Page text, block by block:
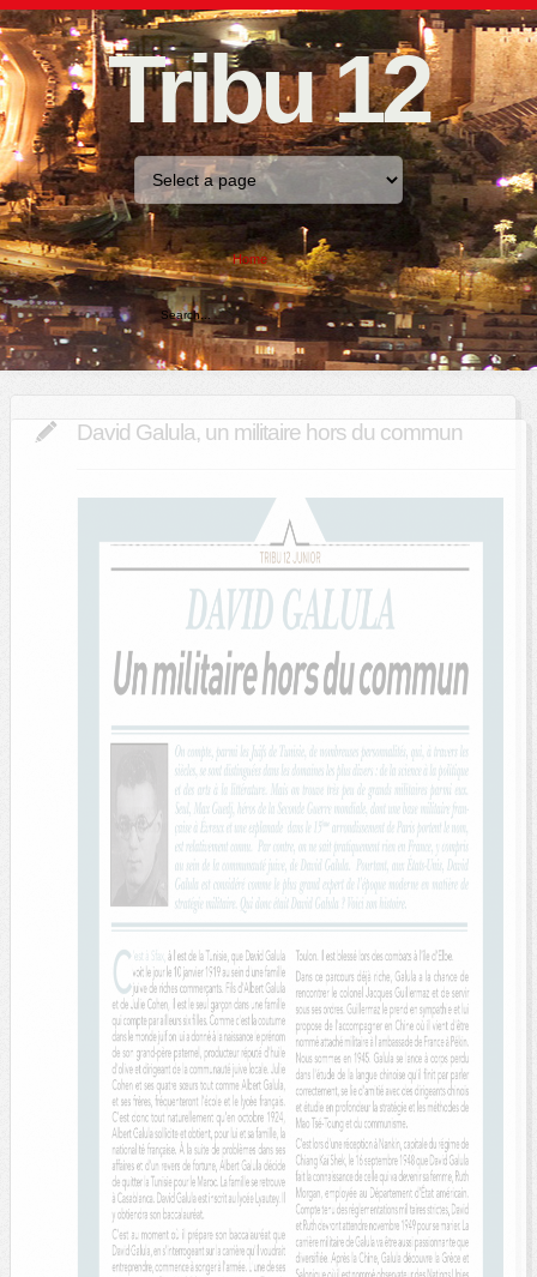
Tribu 12
Home
David Galula, un militaire hors du commun